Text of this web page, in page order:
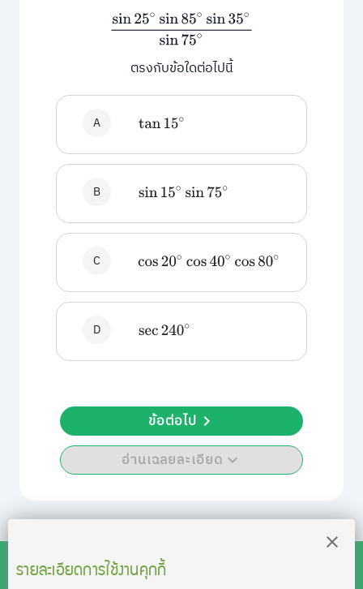
sin25∘sin85∘sin35∘sin
ตรงกับข้อใดต่อไปนี้
A tan15∘
B sin15∘sin75∘
C cos20∘ cos40∘cos80∘
D sec240∘
อ่านเฉลยละเอียด
ข้อต่อไป
รายละเอียดการใช้งานคุกกี้